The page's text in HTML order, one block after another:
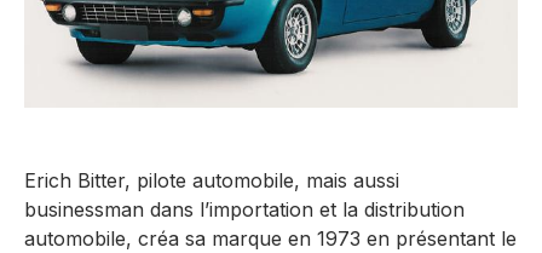
Erich Bitter, pilote automobile, mais aussi
businessman dans l’importation et la distribution
automobile, créa sa marque en 1973 en présentant le